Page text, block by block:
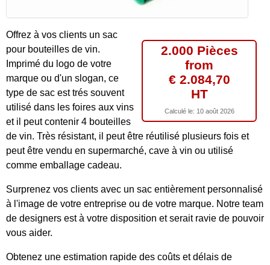
2.000 Pièces
from
€ 2.084,70
HT
Calculé le: 10 août 2026
Offrez à vos clients un sac
pour bouteilles de vin.
Imprimé du logo de votre
marque ou d'un slogan, ce
type de sac est trés souvent
utilisé dans les foires aux vins
et il peut contenir 4 bouteilles
de vin. Très résistant, il peut être réutilisé plusieurs fois et
peut être vendu en supermarché, cave à vin ou utilisé
comme emballage cadeau.
Surprenez vos clients avec un sac entièrement personnalisé
à l'image de votre entreprise ou de votre marque. Notre team
de designers est à votre disposition et serait ravie de pouvoir
vous aider.
Obtenez une estimation rapide des coûts et délais de